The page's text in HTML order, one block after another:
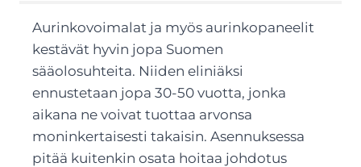
Aurinkovoimalat ja myös aurinkopaneelit
kestävät hyvin jopa Suomen
sääolosuhteita. Niiden eliniäksi
ennustetaan jopa 30-50 vuotta, jonka
aikana ne voivat tuottaa arvonsa
moninkertaisesti takaisin. Asennuksessa
pitää kuitenkin osata hoitaa johdotus